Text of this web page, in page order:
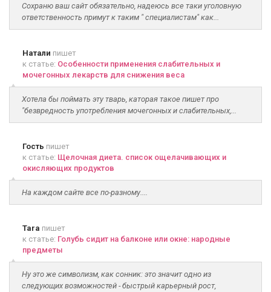
Сохраню ваш сайт обязательно, надеюсь все таки уголовную
ответственность примут к таким " специалистам" как...
Натали пишет
к статье: Особенности применения слабительных и
мочегонных лекарств для снижения веса
Хотела бы поймать эту тварь, каторая такое пишет про
"безвредность употребления мочегонных и слабительных,...
Гость пишет
к статье: Щелочная диета. список ощелачивающих и
окисляющих продуктов
На каждом сайте все по-разному....
Tara пишет
к статье: Голубь сидит на балконе или окне: народные
предметы
Ну это же символизм, как сонник: это значит одно из
следующих возможностей - быстрый карьерный рост,